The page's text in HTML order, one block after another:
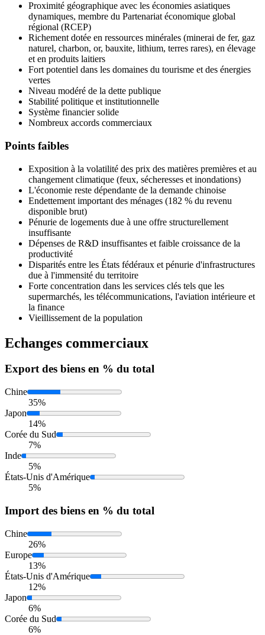
Proximité géographique avec les économies asiatiques
dynamiques, membre du Partenariat économique global
régional (RCEP)
Richement dotée en ressources minérales (minerai de fer, gaz
naturel, charbon, or, bauxite, lithium, terres rares), en élevage
et en produits laitiers
Fort potentiel dans les domaines du tourisme et des énergies
vertes
Niveau modéré de la dette publique
Stabilité politique et institutionnelle
Système financier solide
Nombreux accords commerciaux
Points faibles
Exposition à la volatilité des prix des matières premières et au
changement climatique (feux, sécheresses et inondations)
L'économie reste dépendante de la demande chinoise
Endettement important des ménages (182 % du revenu
disponible brut)
Pénurie de logements due à une offre structurellement
insuffisante
Dépenses de R&D insuffisantes et faible croissance de la
productivité
Disparités entre les États fédéraux et pénurie d'infrastructures
due à l'immensité du territoire
Forte concentration dans les services clés tels que les
supermarchés, les télécommunications, l'aviation intérieure et
la finance
Vieillissement de la population
Echanges commerciaux
Exportdes biens en % du total
Chine
35%
Japon
14%
Corée du Sud
7%
Inde
5%
États-Unis d'Amérique
5%
Import des biens en % du total
Chine
26%
Europe
13%
États-Unis d'Amérique
12%
Japon
6%
Corée du Sud
6%